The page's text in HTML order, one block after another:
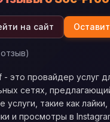
на сайт
отзыв)
- это провайдер услуг
сетях,
услуги, такие как лайки,
и просмотры в